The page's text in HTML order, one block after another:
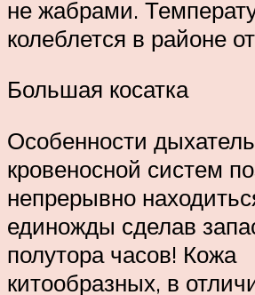
не жабрами.
колеблется в районе
Большая косатка
Особенности
кровеносной систем
непрерывно
единожды сделав
полутора часов! Кожа
китообразных, в